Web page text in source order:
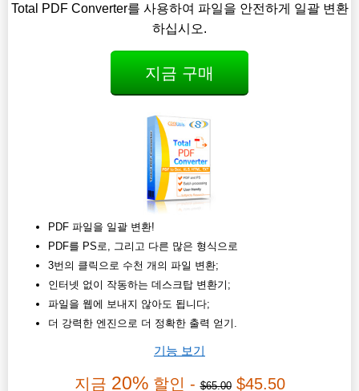
Total PDF Converter를 사용하여 파일을 안전하게 일괄 변환
하십시오.
지금 구매
PDF 파일을 일괄 변환!
PDF를 PS로, 그리고 다른 많은 형식으로
3번의 클릭으로 수천 개의 파일 변환;
인터넷 없이 작동하는 데스크탑 변환기;
파일을 웹에 보내지 않아도 됩니다;
더 강력한 엔진으로 더 정확한 출력 얻기.
기능 보기
지금 20%할인 -$65.00$45.50